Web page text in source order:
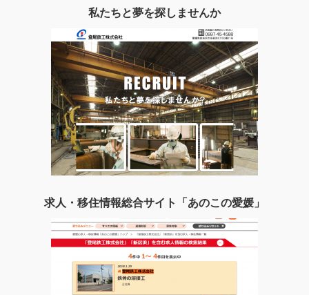
私たちと夢を探しませんか
求人・移住情報総合サイト「あのこの愛媛」